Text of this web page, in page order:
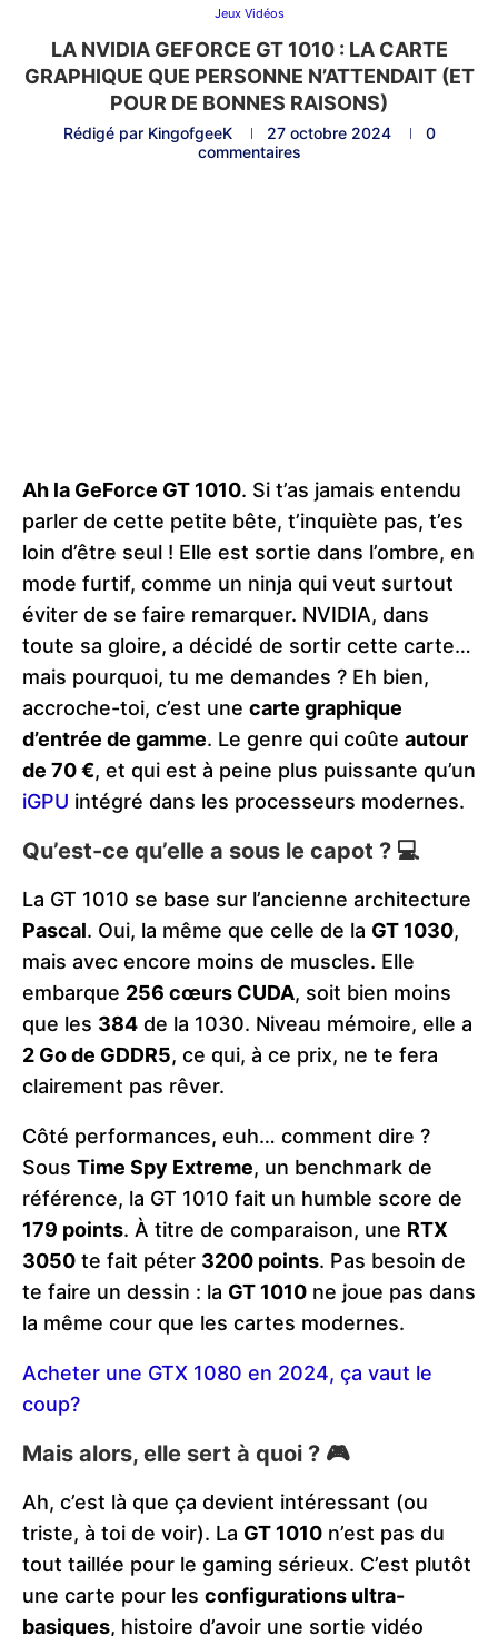
Jeux Vidéos
LA NVIDIA GEFORCE GT 1010 : LA CARTE
GRAPHIQUE QUE PERSONNE N’ATTENDAIT (ET
POUR DE BONNES RAISONS)
Rédigé par KingofgeeK 27 octobre 2024
0
commentaires
Ah la GeForce GT 1010. Si t’as jamais entendu
parler de cette petite bête, t’inquiète pas, t’es
loin d’être seul ! Elle est sortie dans l’ombre, en
mode furtif, comme un ninja qui veut surtout
éviter de se faire remarquer. NVIDIA, dans
toute sa gloire, a décidé de sortir cette carte…
mais pourquoi, tu me demandes ? Eh bien,
accroche-toi, c’est une carte graphique
d’entrée de gamme. Le genre qui coûte autour
de 70 €, et qui est à peine plus puissante qu’un
iGPU intégré dans les processeurs modernes​.​
Qu’est-ce qu’elle a sous le capot ? 💻
La GT 1010 se base sur l’ancienne architecture
Pascal. Oui, la même que celle de la GT 1030,
mais avec encore moins de muscles. Elle
embarque 256 cœurs CUDA, soit bien moins
que les 384 de la 1030. Niveau mémoire, elle a
2 Go de GDDR5, ce qui, à ce prix, ne te fera
clairement pas rêver​.
Côté performances, euh… comment dire ?
Sous Time Spy Extreme, un benchmark de
référence, la GT 1010 fait un humble score de
179 points. À titre de comparaison, une RTX
3050 te fait péter 3200 points. Pas besoin de
te faire un dessin : la GT 1010 ne joue pas dans
la même cour que les cartes modernes​.
Acheter une GTX 1080 en 2024, ça vaut le
coup?
Mais alors, elle sert à quoi ? 🎮
Ah, c’est là que ça devient intéressant (ou
triste, à toi de voir). La GT 1010 n’est pas du
tout taillée pour le gaming sérieux. C’est plutôt
une carte pour les configurations ultra-
basiques, histoire d’avoir une sortie vidéo